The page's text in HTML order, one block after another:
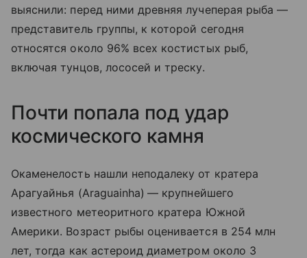
выяснили: перед ними древняя лучеперая рыба —
представитель группы, к которой сегодня
относятся около 96% всех костистых рыб,
включая тунцов, лососей и треску.
Почти попала под удар
космического камня
Окаменелость нашли неподалеку от кратера
Арагуайнья (Araguainha) — крупнейшего
известного метеоритного кратера Южной
Америки. Возраст рыбы оценивается в 254 млн
лет, тогда как астероид диаметром около 3